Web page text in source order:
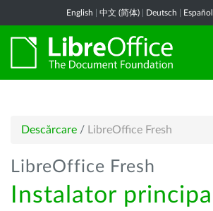
English 中文 (简体) Deutsch Español
Descărcare / LibreOffice Fresh
LibreOffice Fresh
Instalator principal